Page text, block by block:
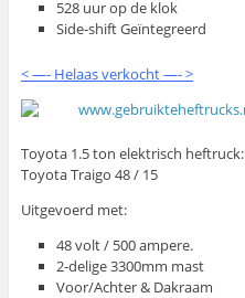
528 uur op de klok
Side-shift Geïntegreerd
< —- Helaas verkocht —- >
Toyota 1.5 ton elektrisch heftruck:
Toyota Traigo 48 / 15
Uitgevoerd met:
48 volt / 500 ampere.
2-delige 3300mm mast
Voor/Achter & Dakraam